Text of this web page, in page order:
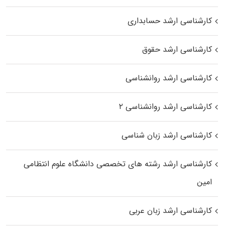
کارشناسی ارشد حسابداری
کارشناسی ارشد حقوق
کارشناسی ارشد روانشناسی
کارشناسی ارشد روانشناسی ۲
کارشناسی ارشد زبان شناسی
کارشناسی ارشد رﺷﺘﻪ ﻫﺎی تخصصی داﻧﺸﮕﺎه ﻋﻠﻮم انتظامی
اﻣﻴﻦ
کارشناسی ارشد زبان عربی